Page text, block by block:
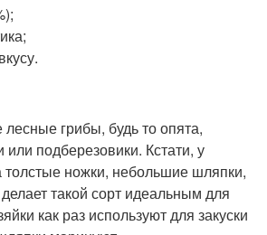
грибы, будь то опята,
или подберезовики. Кстати, у
толстые ножки, небольшие шляпки,
такой сорт идеальным для
как раз используют для закуски